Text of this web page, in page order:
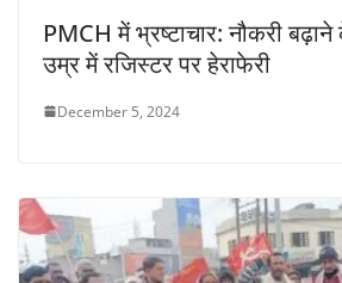
PMCH में भ्रष्टाचार: नौकरी बढ़ाने
उम्र में रजिस्टर पर हेराफेरी
December 5, 2024